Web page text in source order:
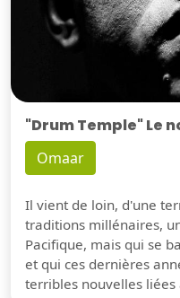
"Drum Temple" Le
Omaar
Il vient de loin, d'une
traditions millénaires,
Pacifique, mais qui se
et qui ces dernières
terribles nouvelles